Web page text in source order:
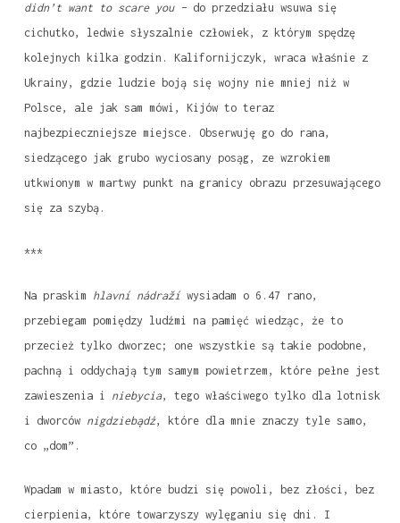
didn’t want to scare you – do przedziału wsuwa się
cichutko, ledwie słyszalnie człowiek, z którym spędzę
kolejnych kilka godzin. Kalifornijczyk, wraca właśnie z
Ukrainy, gdzie ludzie boją się wojny nie mniej niż w
Polsce, ale jak sam mówi, Kijów to teraz
najbezpieczniejsze miejsce. Obserwuję go do rana,
siedzącego jak grubo wyciosany posąg, ze wzrokiem
utkwionym w martwy punkt na granicy obrazu przesuwającego
się za szybą.
***
Na praskim hlavní nádraží wysiadam o 6.47 rano,
przebiegam pomiędzy ludźmi na pamięć wiedząc, że to
przecież tylko dworzec; one wszystkie są takie podobne,
pachną i oddychają tym samym powietrzem, które pełne jest
zawieszenia i niebycia, tego właściwego tylko dla lotnisk
i dworców nigdziebądź, które dla mnie znaczy tyle samo,
co „dom”.
Wpadam w miasto, które budzi się powoli, bez złości, bez
cierpienia, które towarzyszy wylęganiu się dni. I